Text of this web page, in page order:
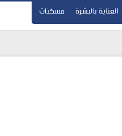
العناية بالبشرة مسكنات